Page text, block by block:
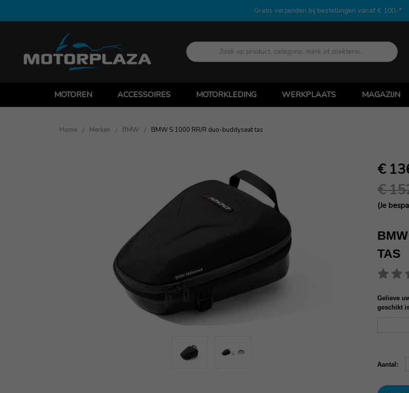
Gratis verzenden bij bestellingen vanaf € 100,-*
Zoek
MOTOREN ACCESSOIRES MOTORKLEDING WERKPLAATS MAGAZIJN
Home Merken BMW BMW S 1000 RR/R duo-buddyseat tas
€
€
(Je
TAS
Gelieve
geschikt
voorraad:
Aantal: